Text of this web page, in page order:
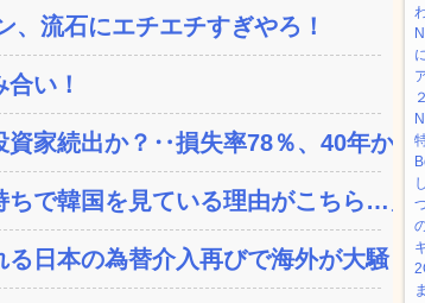
、流石にエチエチすぎやろ！
い！
資家続出か？‥損失率78％、40年か...
ちで韓国を見ている理由がこちら…
日本の為替介入再びで海外が大騒ぎ